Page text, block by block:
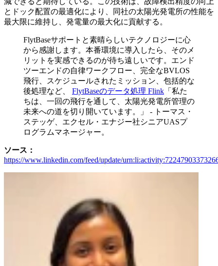
とドック配置の最適化により、同社の太陽光発電所の性能を
最大限に維持し、発電量の最大化に貢献する。
FlytBaseサポートと素晴らしいテクノロジーに心
から感謝します。本番環境に導入したら、そのメ
リットを実感できるのが待ち遠しいです。エンド
ツーエンドの自律ワークフロー、完全なBVLOS
飛行、スケジュールされたミッション、包括的な
後処理など、 FlytBaseのデータ処理 Flink 「私た
ちは、一回の飛行を通して、太陽光発電所管理の
未来への道を切り開いています。」 - トーマス・
ステッゲ、エクセル・エナジー社シニアUASプ
ログラムマネージャー。
ソース：
https://www.linkedin.com/feed/update/